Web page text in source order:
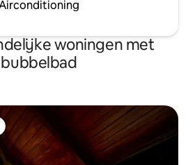
woningen met
bubbelbad